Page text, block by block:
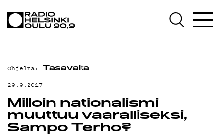
AJANKOHTAISTA
TEKIJÄT
ON-DEMAND
PODCAST
MAINOSTA
Ohjelma: Tasavalta
29.9.2017
Milloin nationalismi
muuttuu vaaralliseksi,
Sampo Terho?